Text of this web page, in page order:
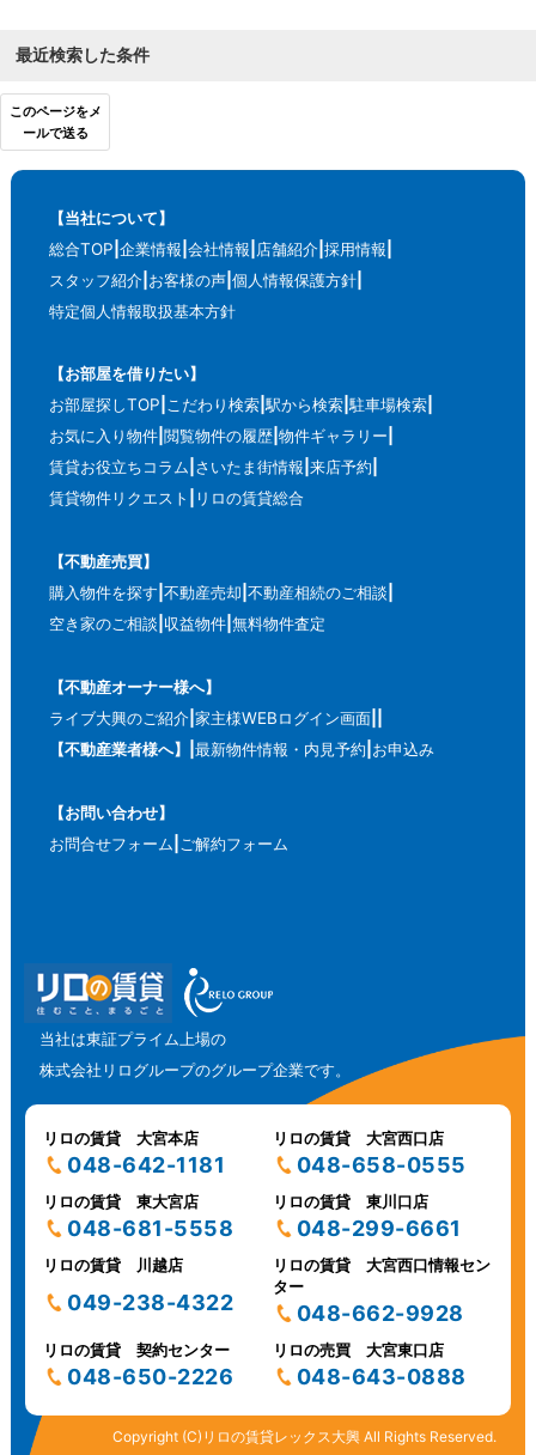
最近検索した条件
このページをメ
ールで送る
【当社について】
総合TOP 企業情報 会社情報 店舗紹介 採用情報
スタッフ紹介 お客様の声 個人情報保護方針
特定個人情報取扱基本方針
【お部屋を借りたい】
お部屋探しTOP こだわり検索 駅から検索 駐車場検索
お気に入り物件 閲覧物件の履歴 物件ギャラリー
賃貸お役立ちコラム さいたま街情報 来店予約
賃貸物件リクエスト
リロの賃貸総合
【不動産売買】
購入物件を探す 不動産売却 不動産相続のご相談
空き家のご相談 収益物件 無料物件査定
【不動産オーナー様へ】
ライブ大興のご紹介 家主様WEBログイン画面
【不動産業者様へ】
最新物件情報・内見予約 お申込み
【お問い合わせ】
お問合せフォーム ご解約フォーム
当社は東証プライム上場の
株式会社リログループのグループ企業です。
リロの賃貸 大宮本店
048-642-1181
リロの賃貸 大宮西口店
048-658-0555
リロの賃貸 東大宮店
048-681-5558
リロの賃貸 東川口店
048-299-6661
リロの賃貸 川越店
049-238-4322
リロの賃貸 大宮西口情報セン
ター
048-662-9928
リロの賃貸 契約センター
048-650-2226
リロの売買 大宮東口店
048-643-0888
Copyright (C)リロの賃貸レックス大興 All Rights Reserved.